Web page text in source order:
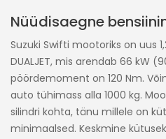
Nüüdisaegne
Suzuki Swifti mootoriks on uus
DUALJET, mis arendab 66 kW
pöördemoment on 120 Nm.
auto tühimass alla 1000 kg.
silindri kohta, tänu millele on
minimaalsed. Keskmine